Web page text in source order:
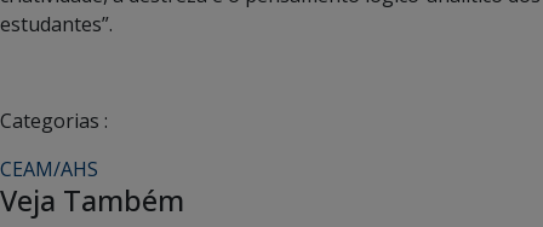
estudantes”.
Categorias :
CEAM/AHS
Veja Também